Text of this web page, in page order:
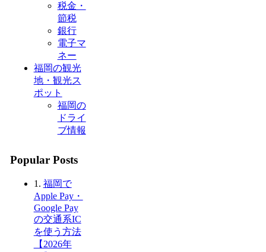
税金・
節税
銀行
電子マ
ネー
福岡の観光
地・観光ス
ポット
福岡の
ドライ
ブ情報
Popular Posts
1. 福岡で
Apple Pay・
Google Pay
の交通系IC
を使う方法
【2026年